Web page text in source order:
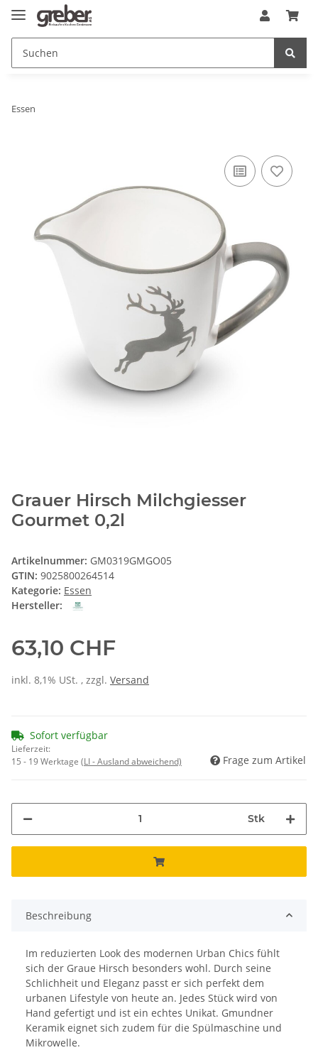
Essen
Grauer Hirsch Milchgiesser
Gourmet 0,2l
Artikelnummer: GM0319GMGO05
GTIN: 9025800264514
Kategorie: Essen
Hersteller:
63,10 CHF
inkl. 8,1% USt. , zzgl. Versand
Sofort verfügbar
Lieferzeit:
15 - 19 Werktage (LI - Ausland abweichend) Frage zum Artikel
Stk
Beschreibung
Im reduzierten Look des modernen Urban Chics fühlt
sich der Graue Hirsch besonders wohl. Durch seine
Schlichheit und Eleganz passt er sich perfekt dem
urbanen Lifestyle von heute an. Jedes Stück wird von
Hand gefertigt und ist ein echtes Unikat. Gmundner
Keramik eignet sich zudem für die Spülmaschine und
Mikrowelle.